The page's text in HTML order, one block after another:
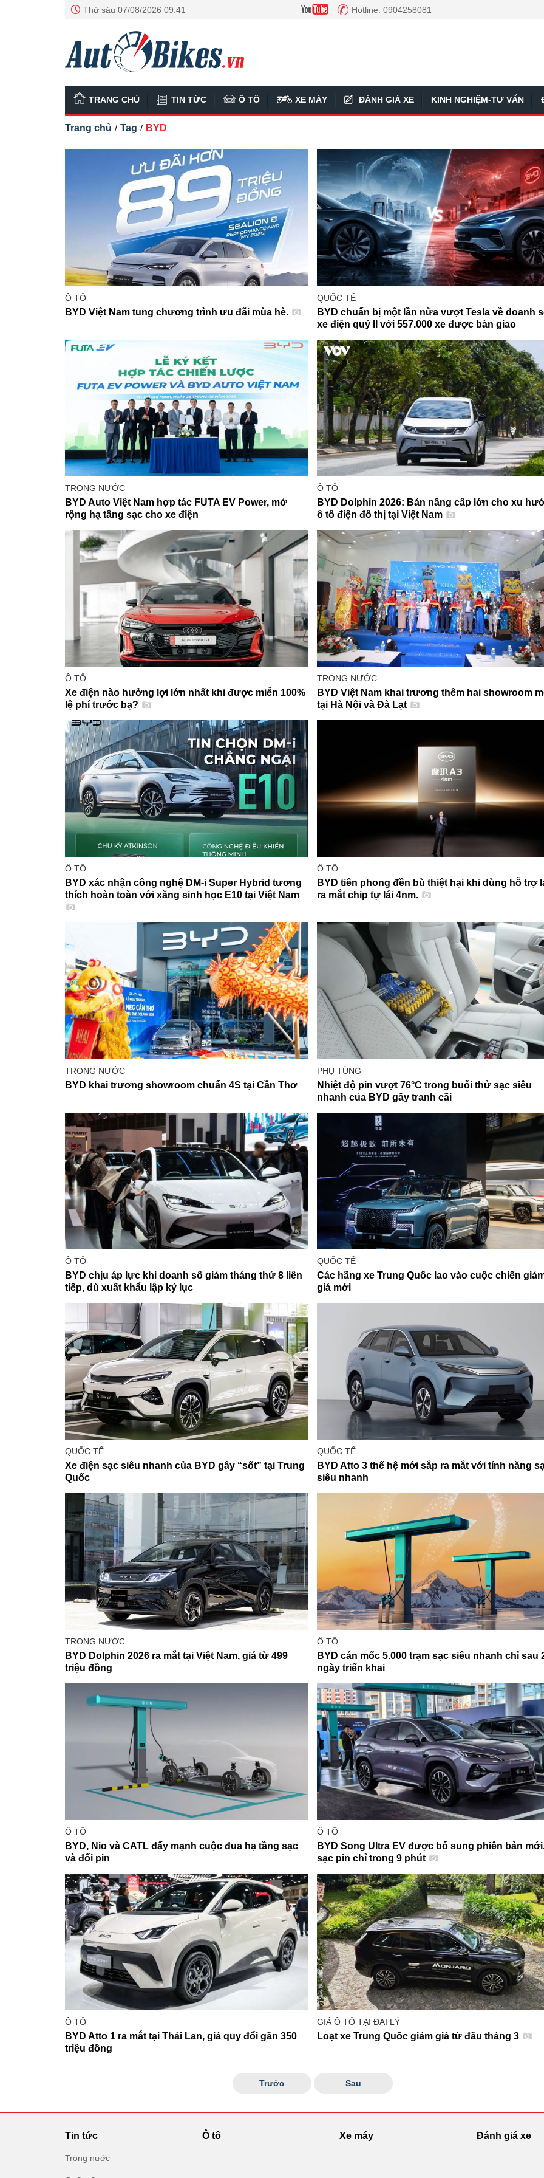
Thứ sáu 07/08/2026 09:41 Hotline: 0904258081
TRANG CHỦ TIN TỨC Ô TÔ XE MÁY ĐÁNH GIÁ XE KINH NGHIỆM-TƯ VẤN
Trang chủ / Tag / BYD
Ô TÔ
BYD Việt Nam tung chương trình ưu đãi mùa hè.
QUỐC TẾ
BYD chuẩn bị một lần nữa vượt Tesla về doanh
xe điện quý II với 557.000 xe được bàn giao
TRONG NƯỚC
BYD Auto Việt Nam hợp tác FUTA EV Power, mở
rộng hạ tầng sạc cho xe điện
Ô TÔ
BYD Dolphin 2026: Bản nâng cấp lớn cho xu
ô tô điện đô thị tại Việt Nam
Ô TÔ
Xe điện nào hưởng lợi lớn nhất khi được miễn 100%
lệ phí trước bạ?
TRONG NƯỚC
BYD Việt Nam khai trương thêm hai showroom
tại Hà Nội và Đà Lạt
Ô TÔ
BYD xác nhận công nghệ DM-i Super Hybrid tương
thích hoàn toàn với xăng sinh học E10 tại Việt Nam
Ô TÔ
BYD tiên phong đền bù thiệt hại khi dùng hỗ trợ
ra mắt chip tự lái 4nm.
TRONG NƯỚC
BYD khai trương showroom chuẩn 4S tại Cần Thơ
PHỤ TÙNG
Nhiệt độ pin vượt 76°C trong buổi thử sạc siêu
nhanh của BYD gây tranh cãi
Ô TÔ
BYD chịu áp lực khi doanh số giảm tháng thứ 8 liên
tiếp, dù xuất khẩu lập kỷ lục
QUỐC TẾ
Các hãng xe Trung Quốc lao vào cuộc chiến
giá mới
QUỐC TẾ
Xe điện sạc siêu nhanh của BYD gây “sốt” tại Trung
Quốc
QUỐC TẾ
BYD Atto 3 thế hệ mới sắp ra mắt với tính năng
siêu nhanh
TRONG NƯỚC
BYD Dolphin 2026 ra mắt tại Việt Nam, giá từ 499
triệu đồng
Ô TÔ
BYD cán mốc 5.000 trạm sạc siêu nhanh chỉ sau
ngày triển khai
Ô TÔ
BYD, Nio và CATL đẩy mạnh cuộc đua hạ tầng sạc
và đổi pin
Ô TÔ
BYD Song Ultra EV được bổ sung phiên bản
sạc pin chỉ trong 9 phút
Ô TÔ
BYD Atto 1 ra mắt tại Thái Lan, giá quy đổi gần 350
triệu đồng
GIÁ Ô TÔ TẠI ĐẠI LÝ
Loạt xe Trung Quốc giảm giá từ đầu tháng 3
Trước Sau
Tin tức
Trong nước
Ô tô Xe máy Đánh giá xe